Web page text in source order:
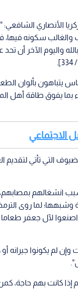
الأنصاري الشافعي:
سكونه فيها،
واليوم الآخر أن
يتباهون بألوان
يفوق طاقة أهل
الاجتماعي
التي تأتي لتقديم
انشغالهم بمصابهم،
وشبهها؛ لما روى
لآل جعفر
جيران أهل الميت وإن لم يكونوا
إذا كانت بهم حاجة،